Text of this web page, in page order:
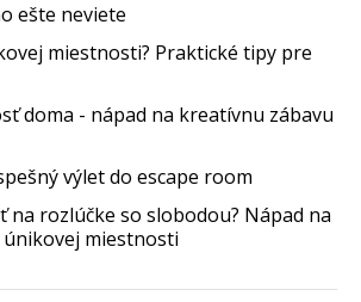
ešte neviete
miestnosti? Praktické tipy pre
doma - nápad na kreatívnu zábavu
výlet do escape room
na rozlúčke so slobodou? Nápad na
miestnosti